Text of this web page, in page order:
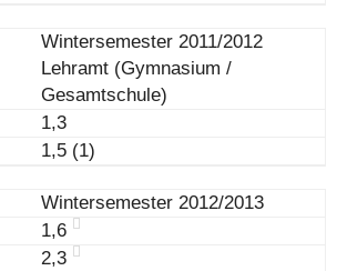
Wintersemester 2011/2012
Lehramt (Gymnasium /
Gesamtschule)
1,3
1,5 (1)
Wintersemester 2012/2013
1,6
2,3